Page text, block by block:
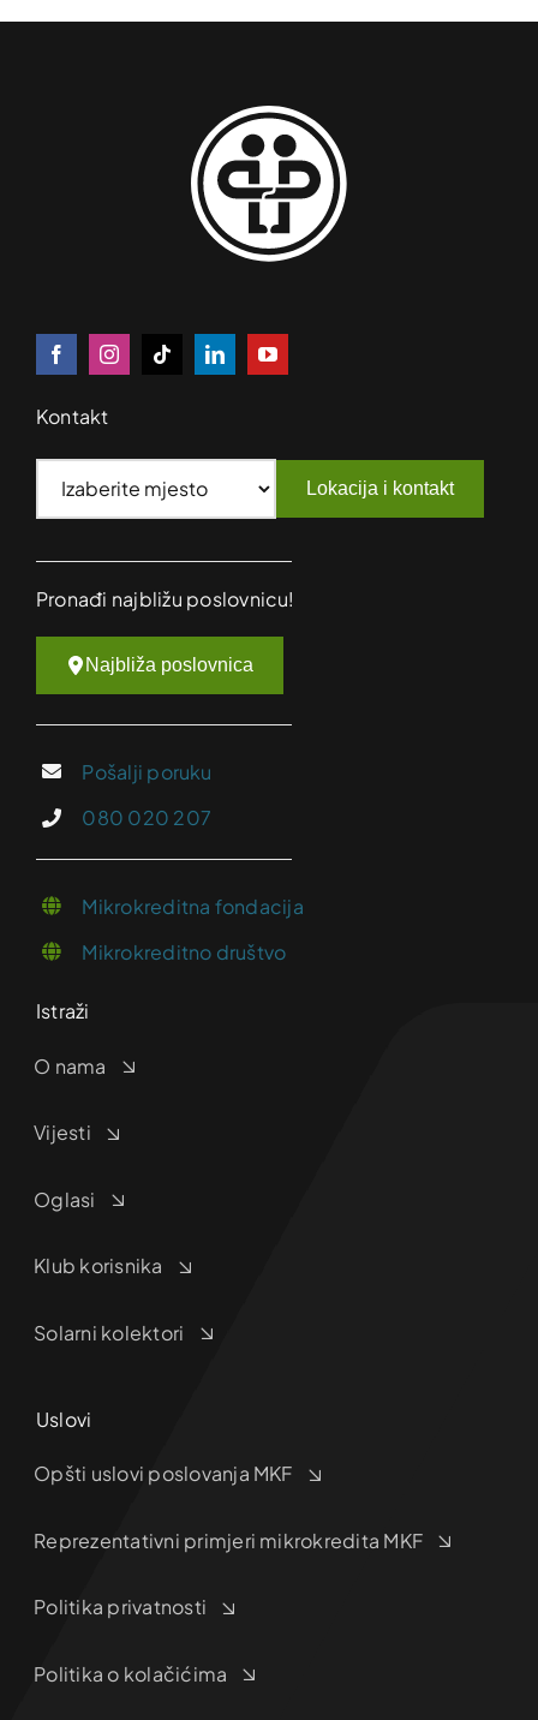
Kontakt
Lokacija i kontakt
Pronađi najbližu poslovnicu!
Najbliža poslovnica
Pošalji poruku
080 020 207
Mikrokreditna fondacija
Mikrokreditno društvo
Istraži
O nama
Vijesti
Oglasi
Klub korisnika
Solarni kolektori
Uslovi
Opšti uslovi poslovanja MKF
Reprezentativni primjeri mikrokredita MKF
Politika privatnosti
Politika o kolačićima